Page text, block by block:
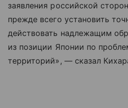
заявления российской
прежде всего установить
действовать надлежащим
из позиции Японии по
территорий», — сказал